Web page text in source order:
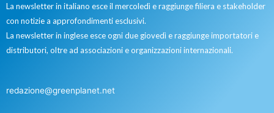
La newsletter in italiano esce il mercoledì e raggiunge filiera e stakeholder
con notizie a approfondimenti esclusivi.
La newsletter in inglese esce ogni due giovedì e raggiunge importatori e
distributori, oltre ad associazioni e organizzazioni internazionali.
redazione@greenplanet.net